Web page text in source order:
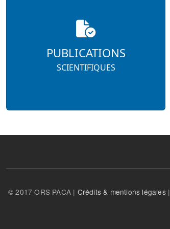
PUBLICATIONS
SCIENTIFIQUES
© 2017 ORS PACA | Crédits & mentions légales|